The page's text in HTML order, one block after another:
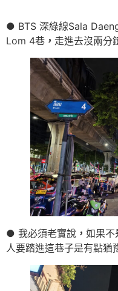
● BTS 深綠線Sala
Lom 4巷 ， 走進去沒兩分
● 我必須老實說 ， 如果不
人要踏進這巷子是有點猶